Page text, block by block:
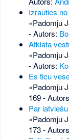
Izrauties
«Padomju
- Autors:
Atklāta
«Padomju
- Autors:
Es ticu
«Padomju
169-
Par
«Padomju
173-